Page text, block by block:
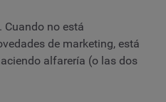
Cuando no está
de marketing, está
alfarería (o las dos